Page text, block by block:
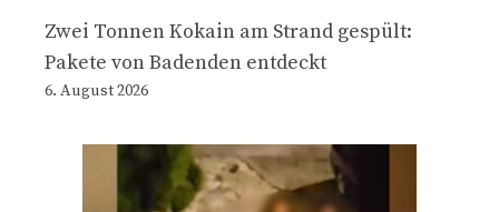
Zwei Tonnen Kokain am Strand gespült:
Pakete von Badenden entdeckt
6. August 2026